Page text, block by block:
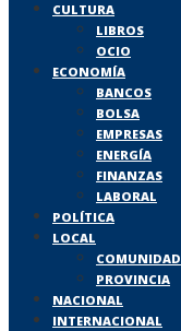
CULTURA
LIBROS
OCIO
ECONOMÍA
BANCOS
BOLSA
EMPRESAS
ENERGÍA
FINANZAS
LABORAL
POLÍTICA
LOCAL
COMUNIDAD
PROVINCIA
NACIONAL
INTERNACIONAL